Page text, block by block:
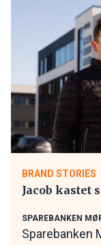
BRAND STORIES
Jacob kastet
SPAREBANKEN
Sparebanken